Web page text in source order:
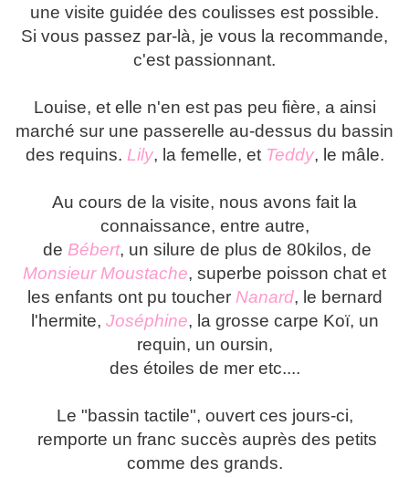
une visite guidée des coulisses est possible.
Si vous passez par-là, je vous la recommande,
c'est passionnant.
Louise, et elle n'en est pas peu fière, a ainsi
marché sur une passerelle au-dessus du bassin
des requins. Lily, la femelle, et Teddy, le mâle.
Au cours de la visite, nous avons fait la
connaissance, entre autre,
de Bébert, un silure de plus de 80kilos, de
Monsieur Moustache, superbe poisson chat et
les enfants ont pu toucher Nanard, le bernard
l'hermite, Joséphine, la grosse carpe Koï, un
requin, un oursin,
des étoiles de mer etc....
Le "bassin tactile", ouvert ces jours-ci,
remporte un franc succès auprès des petits
comme des grands.